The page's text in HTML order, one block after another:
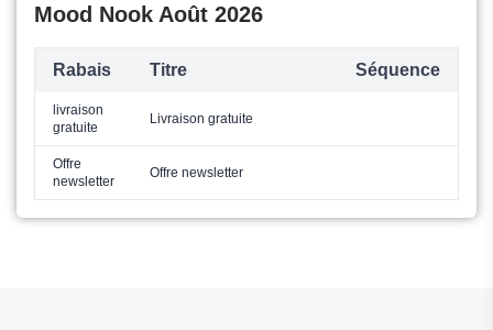
Mood Nook Août 2026
Rabais Titre Séquence
livraison
gratuite
Livraison gratuite
Offre
newsletter
Offre newsletter